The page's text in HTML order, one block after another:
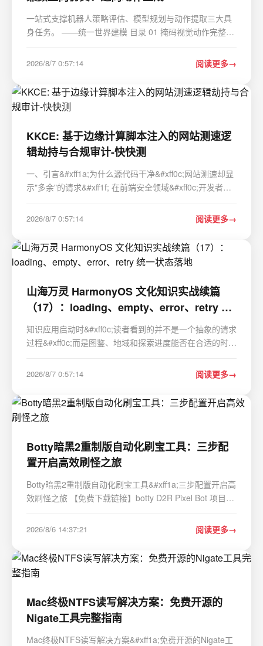
一站式支撑机器人策略评估、模型规划与动作提取三大具
身任务。 ——统一世界建模 目录 01 掩码视觉动作完整技
两类互补掩码数据集构建方案 轻量化LoRA微调方案
2026/8/7 0:57:14 阅读更多
KKCE: 基于边缘计算脚本注入的网站测速逻
辑劫持与合规审计-快快测
一、引言&#xff1a;为什么源代码干净&#xff0c;网站测速却显
示"多余"的请求&#xff1f; 在前端安全领域&#xff0c;开发者习
器端文件完整性校验来确保代码安全。只要本地 dist 目录
2026/8/7 0:57:14 阅读更多
山海万灵 HarmonyOS 文化知识实战续篇
（17）：loading、empty、error、retry 统
一状态落地
知识应用启动时&#xff0c;读者看到的并不是一个抽象的请求
过程&#xff0c;而是图鉴、地域和探索进度能否在合适的时刻
一份状态&#xff0c;让首页、图鉴、探索、馆长和档案页共享
2026/8/7 0:57:14 阅读更多
Botty暗黑2重制版自动化刷宝工具：三步配
置开启高效刷怪之旅
Botty暗黑2重制版自动化刷宝工具&#xff1a;三步配置开启高
效刷怪之旅 【免费下载链接】botty D2R Pixel Bot 项目地
重制版中无尽的重复刷怪感到疲惫吗&#xff1f;Botty是一款
2026/8/6 14:37:21 阅读更多
Mac终极NTFS读写解决方案：免费开源的
Nigate工具完整指南
Mac终极NTFS读写解决方案&#xff1a;免费开源的Nigate工